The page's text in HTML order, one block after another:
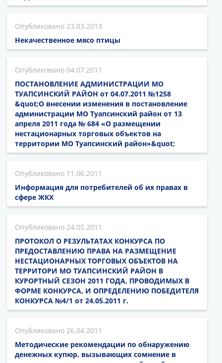
23.03.2013
Некачественное мясо птицы
04.07.2011
ПОСТАНОВЛЕНИЕ АДМИНИСТРАЦИИ МО
ТУАПСИНСКИЙ РАЙОН от 04.07.2011 №1258
&quot;О внесении изменения в постановление
администрации МО Туапсинский район от 13
апреля 2011 года № 684 «О размещении
нестационарных торговых объектов на
территории МО Туапсинский район»&quot;
11.06.2011
Информация для потребителей об их правах в
сфере ЖКХ
24.05.2011
ПРОТОКОЛ О РЕЗУЛЬТАТАХ КОНКУРСА ПО
ПРЕДОСТАВЛЕНИЮ ПРАВА НА РАЗМЕЩЕНИЕ
НЕСТАЦИОНАРНЫХ ТОРГОВЫХ ОБЪЕКТОВ НА
ТЕРРИТОРИ МО ТУАПСИНСКИЙ РАЙОН В
КУРОРТНЫЙ СЕЗОН 2011 ГОДА, ПРОВОДИМЫХ В
ФОРМЕ КОНКУРСА, И ОПРЕДЕЛЕНИЮ ПОБЕДИТЕЛЯ
КОНКУРСА №4/1 от 24.05.2011 г.
26.04.2011
Методические рекомендации по обнаружению
денежных купюр, вызывающих сомнение в